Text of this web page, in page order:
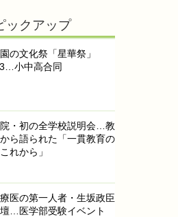
ックアップ
の文化祭「星華祭」
小中高合同
・初の全学校説明会…教
ら語られた「一貫教育の
れから」
医の第一人者・生坂政臣
…医学部受験イベント